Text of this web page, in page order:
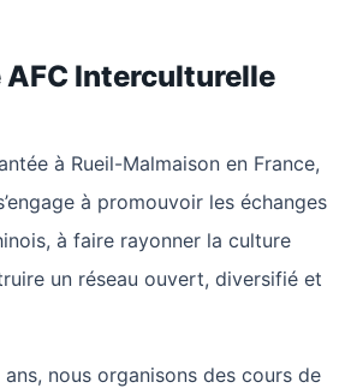
AFC Interculturelle
à Rueil-Malmaison en France,
à promouvoir les échanges
à faire rayonner la culture
un réseau ouvert, diversifié et
nous organisons des cours de